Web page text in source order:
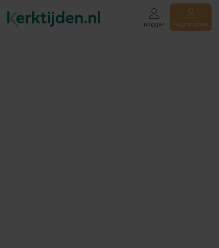
Inloggen Registreren